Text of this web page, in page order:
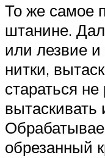
То же самое
штанине.
или лезвие
нитки,
стараться
вытаскивать
обрезанный